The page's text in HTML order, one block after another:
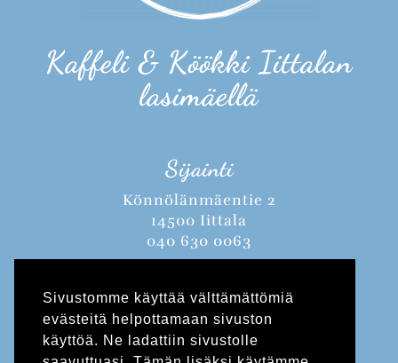
Sivustomme käyttää välttämättömiä
evästeitä helpottamaan sivuston
käyttöä. Ne ladattiin sivustolle
Kaffeli & Köökki Iittalan
lasimäellä
Sijainti
Könnölänmäentie 2
14500 Iittala
040 630 0063
Kesäkausi 1.5.-31.8.2026
Ma-Su 10-18